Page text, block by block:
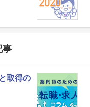
事
取得の